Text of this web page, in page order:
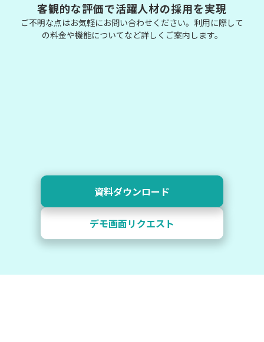
客観的な評価で活躍人材の採用を実現
ご不明な点はお気軽にお問い合わせください。利用に際して
の料金や機能についてなど詳しくご案内します。
デモ画面リクエスト
資料ダウンロード